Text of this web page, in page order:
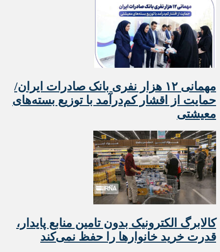
مهمانی ۱۲ هزار نفری بانک صادرات ایران/
حمایت از اقشار کم‌درآمد با توزیع بسته‌های
معیشتی
کالابرگ الکترونیک بدون تامین منابع پایدار،
قدرت خرید خانوارها را حفظ نمی‌کند